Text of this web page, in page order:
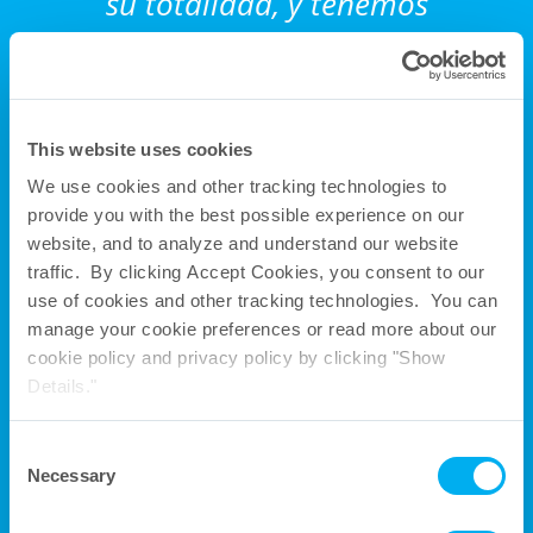
This website uses cookies
We use cookies and other tracking technologies to
provide you with the best possible experience on our
website, and to analyze and understand our website
traffic. By clicking Accept Cookies, you consent to our
use of cookies and other tracking technologies. You can
manage your cookie preferences or read more about our
cookie policy and privacy policy by clicking "Show
Details."
Selection
Necessary
programas y herramientas
para ayudarnos a mantenernos
en nuestro mejor nivel mental y
físico. Participamos
regularmente en eventos
sectoriales de la industria
como presentadores de áreas
temáticas en congresos, como
patrocinadores y como